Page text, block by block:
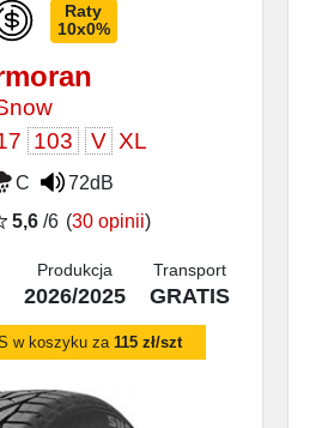
Raty
10x0%
103 V XL
C
72dB
5,6/6 (30 opinii)
Produkcja
2026/2025
Transport
GRATIS
w koszyku za115 zł/szt